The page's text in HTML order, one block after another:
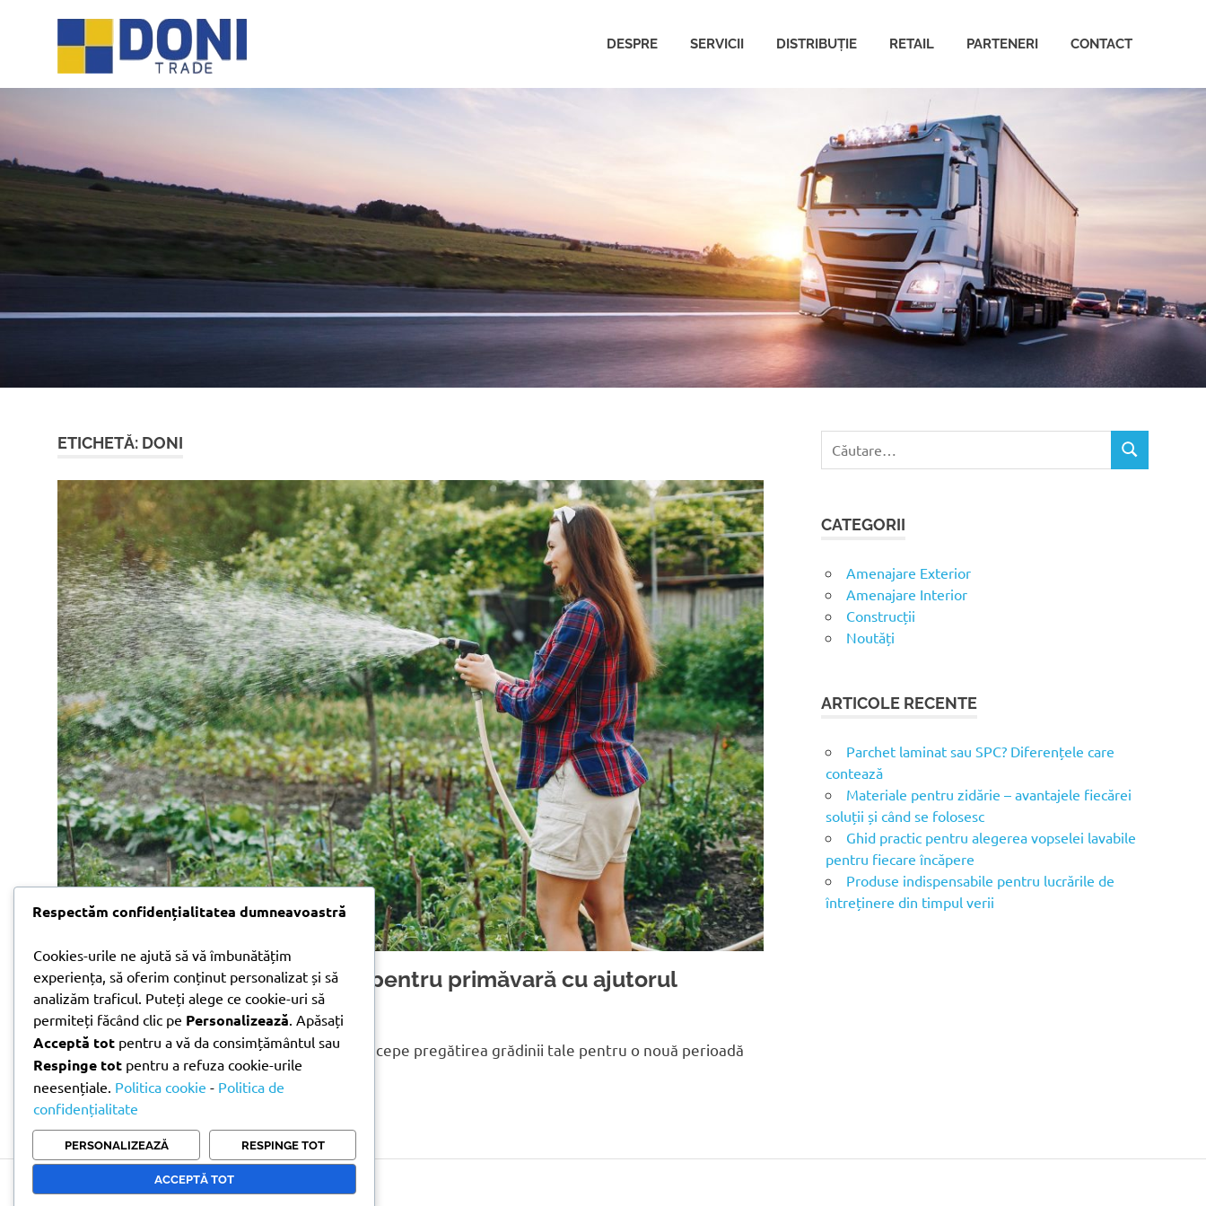
Trade
DESPRE SERVICII DISTRIBUȚIE RETAIL PARTENERI CONTACT
ETICHETĂ: DONI
Cum să îți pregătești grădina pentru primăvară cu ajutorul
echipamentelor potrivite
Primăvara este momentul ideal în care poți începe pregătirea grădinii tale pentru o nouă perioadă
de creștere și înflorire. După[…]
CITEȘTE MAI MULT
ă
u
p
ă
:
C
CATEGORII
Amenajare Exterior
Amenajare Interior
Construcții
Noutăți
ARTICOLE RECENTE
Parchet laminat sau SPC? Diferențele care
contează
Materiale pentru zidărie – avantajele fiecărei
soluții și când se folosesc
Ghid practic pentru alegerea vopselei lavabile
pentru fiecare încăpere
Produse indispensabile pentru lucrările de
întreținere din timpul verii
Copyright © 2026 Doni Trade | Branding by Pion Media
Respectăm confidențialitatea dumneavoastră
Cookies-urile ne ajută să vă îmbunătățim
experiența, să oferim conținut personalizat și să
analizăm traficul. Puteți alege ce cookie-uri să
permiteți făcând clic pe Personalizează. Apăsați
Acceptă tot pentru a vă da consimțământul sau
Respinge tot pentru a refuza cookie-urile
neesențiale. Politica cookie - Politica de
confidențialitate
PERSONALIZEAZĂ RESPINGE TOT
ACCEPTĂ TOT